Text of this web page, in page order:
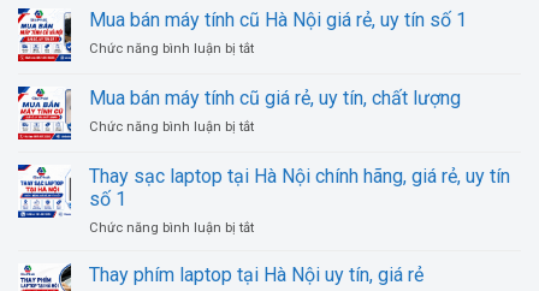
Mua bán máy tính cũ Hà Nội giá rẻ, uy tín số 1
Chức năng bình luận bị tắtở
bán
máy
tính
Hà
rẻ,
tín
Mua bán máy tính cũ giá rẻ, uy tín, chất lượng
Chức năng bình luận bị tắtở
bán
máy
cũ
rẻ,
Thay sạc laptop tại Hà Nội chính hãng, giá rẻ, uy tín
số 1
Chức năng bình luận bị tắtở
sạc
Thay phím laptop tại Hà Nội uy tín, giá rẻ